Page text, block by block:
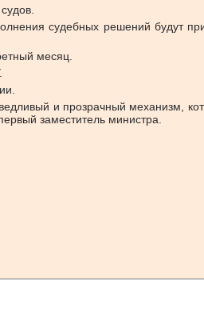
судебных решений будут
месяц.
и прозрачный механизм,
заместитель министра.